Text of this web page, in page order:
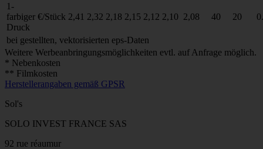
1-
farbiger
Druck
€/Stück 2,41 2,32 2,18 2,15 2,12 2,10 2,08 40 20
bei gestellten, vektorisierten eps-Daten
Weitere Werbeanbringungsmöglichkeiten evtl. auf Anfrage möglich.
* Nebenkosten
** Filmkosten
Herstellerangaben gemäß GPSR
Sol's
SOLO INVEST FRANCE SAS
92 rue réaumur